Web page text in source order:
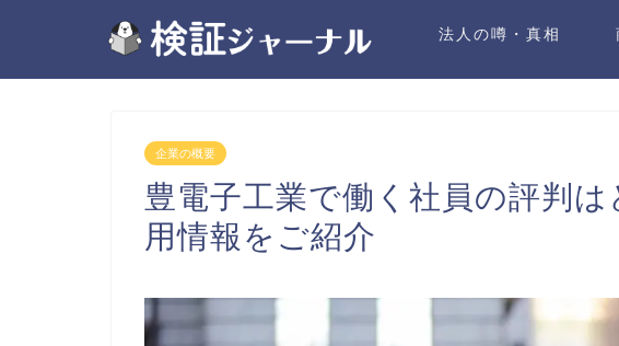
法人の噂・真相
企業の概要
豊電子工業で働く社員の評判
用情報をご紹介